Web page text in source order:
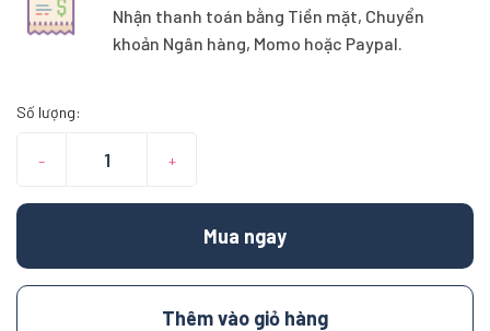
Nhận thanh toán bằng Tiền mặt, Chuyển
khoản Ngân hàng, Momo hoặc Paypal.
Số lượng:
– +
Mua ngay
Thêm vào giỏ hàng